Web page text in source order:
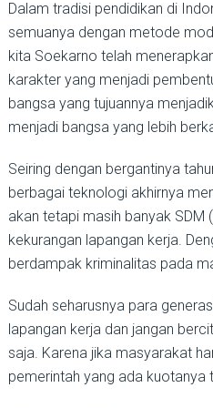
Dalam tradisi pendidikan di
semuanya dengan metode
kita Soekarno telah
karakter yang menjadi
bangsa yang tujuannya
menjadi bangsa yang lebih
Seiring dengan bergantinya
berbagai teknologi akhirnya
akan tetapi masih banyak SDM
kekurangan lapangan kerja.
berdampak kriminalitas pada
Sudah seharusnya para
lapangan kerja dan jangan
saja. Karena jika masyarakat
pemerintah yang ada kuotanya